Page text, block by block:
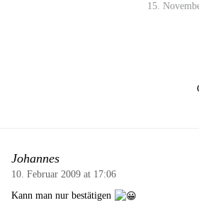
15.
Johannes
10. Februar 2009 at 17:06
Kann man nur bestätigen